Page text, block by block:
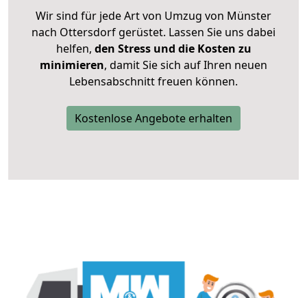
Wir sind für jede Art von Umzug von Münster
nach Ottersdorf gerüstet. Lassen Sie uns dabei
helfen, den Stress und die Kosten zu
minimieren, damit Sie sich auf Ihren neuen
Lebensabschnitt freuen können.
Kostenlose Angebote erhalten